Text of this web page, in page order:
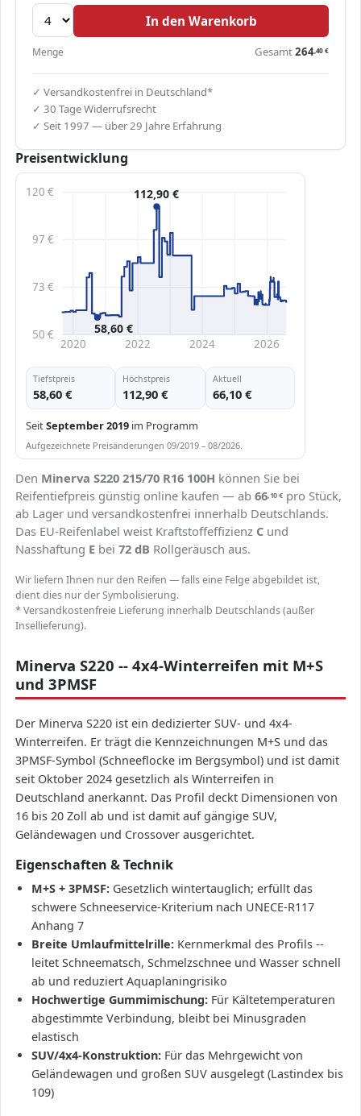
In den Warenkorb
Menge Gesamt264,40€
✓ Versandkostenfrei in Deutschland*
✓ 30 Tage Widerrufsrecht
✓ Seit 1997 — über 29 Jahre Erfahrung
Preisentwicklung
50 €
73 €
97 €
120 €
2020 2022 2024 2026
112,90 €
58,60 €
Tiefstpreis
58,60 €
Höchstpreis
112,90 €
Aktuell
66,10 €
SeitSeptember 2019 im Programm
Aufgezeichnete Preisänderungen 09/2019 – 08/2026.
Den Minerva S220 215/70 R16 100H können Sie bei
Reifentiefpreis günstig online kaufen — ab 66,10€ pro Stück,
ab Lager und versandkostenfrei innerhalb Deutschlands.
Das EU-Reifenlabel weist Kraftstoffeffizienz C und
Nasshaftung E bei 72 dB Rollgeräusch aus.
Wir liefern Ihnen nur den Reifen — falls eine Felge abgebildet ist,
dient dies nur der Symbolisierung.
* Versandkostenfreie Lieferung innerhalb Deutschlands (außer
Insellieferung).
Minerva S220 -- 4x4-Winterreifen mit M+S
und 3PMSF
Der Minerva S220 ist ein dedizierter SUV- und 4x4-
Winterreifen. Er trägt die Kennzeichnungen M+S und das
3PMSF-Symbol (Schneeflocke im Bergsymbol) und ist damit
seit Oktober 2024 gesetzlich als Winterreifen in
Deutschland anerkannt. Das Profil deckt Dimensionen von
16 bis 20 Zoll ab und ist damit auf gängige SUV,
Geländewagen und Crossover ausgerichtet.
Eigenschaften & Technik
M+S + 3PMSF: Gesetzlich wintertauglich; erfüllt das
schwere Schneeservice-Kriterium nach UNECE-R117
Anhang 7
Breite Umlaufmittelrille: Kernmerkmal des Profils --
leitet Schneematsch, Schmelzschnee und Wasser schnell
ab und reduziert Aquaplaningrisiko
Hochwertige Gummimischung: Für Kältetemperaturen
abgestimmte Verbindung, bleibt bei Minusgraden
elastisch
SUV/4x4-Konstruktion: Für das Mehrgewicht von
Geländewagen und großen SUV ausgelegt (Lastindex bis
109)